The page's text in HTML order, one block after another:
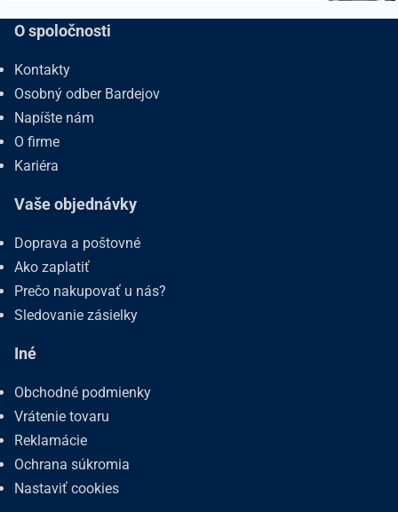
O spoločnosti
Kontakty
Osobný odber Bardejov
Napíšte nám
O firme
Kariéra
Vaše objednávky
Doprava a poštovné
Ako zaplatiť
Prečo nakupovať u nás?
Sledovanie zásielky
Iné
Obchodné podmienky
Vrátenie tovaru
Reklamácie
Ochrana súkromia
Nastaviť cookies